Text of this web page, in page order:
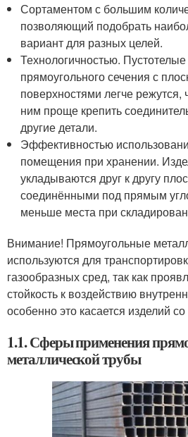
Сортаментом с большим
позволяющий подобрать
вариант для разных целей.
Технологичностью.
прямоугольного сечения с
поверхностями легче
ним проще крепить
другие детали.
Эффективностью
помещения при хранении.
укладываются друг к другу
соединёнными под прямым
меньше места при
Внимание! Прямоугольные
используются для
газообразных сред, так как
стойкость к воздействию
особенно это касается изделий
1.1. Сферы применения
металлической трубы